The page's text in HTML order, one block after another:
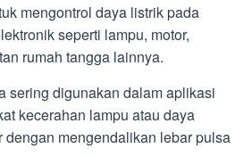
mengontrol daya listrik pada
seperti lampu, motor,
rumah tangga lainnya.
sering digunakan dalam aplikasi
kecerahan lampu atau daya
dengan mengendalikan lebar pulsa